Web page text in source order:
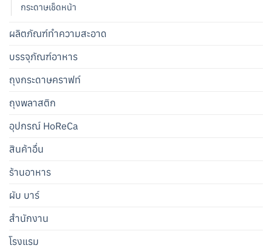
กระดาษเช็ดหน้า
ผลิตภัณฑ์ทำความสะอาด
บรรจุภัณฑ์อาหาร
ถุงกระดาษคราฟท์
ถุงพลาสติก
อุปกรณ์ HoReCa
สินค้าอื่น
ร้านอาหาร
ผับ บาร์
สำนักงาน
โรงแรม